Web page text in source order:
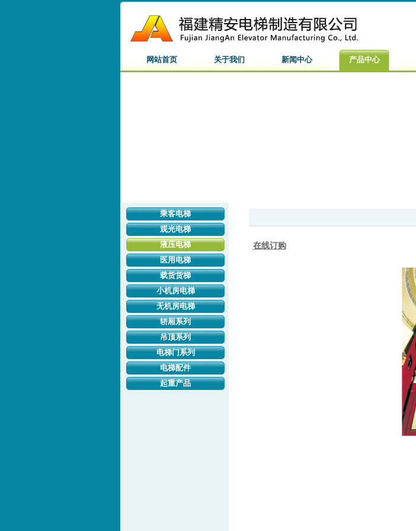
网站首页 关于我们 新闻中心 产品中心
乘客电梯
观光电梯
液压电梯
医用电梯
载货货梯
小机房电梯
无机房电梯
轿厢系列
吊顶系列
电梯门系列
电梯配件
起重产品
在线订购